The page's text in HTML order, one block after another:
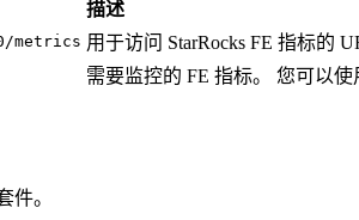
描述
metrics 用于访问 StarRocks FE 指标的
需要监控的 FE 指标。 您可以使
件。